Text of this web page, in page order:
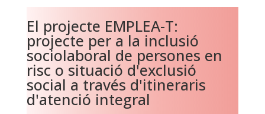
El projecte EMPLEA-T:
projecte per a la inclusió
sociolaboral de persones en
risc o situació d'exclusió
social a través d'itineraris
d'atenció integral